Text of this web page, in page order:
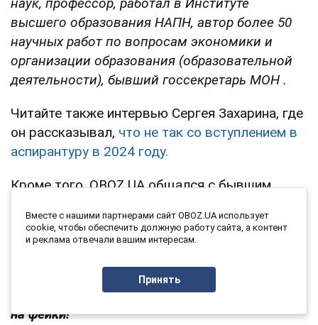
высшего образования НАПН, автор более 50
научных работ по вопросам экономики и
организации образования (образовательной
деятельности), бывший госсекретарь МОН .
Читайте также интервью Сергея Захарина, где
он рассказывал, что не так со вступлением в
аспирантуру в 2024 году.
Кроме того, OBOZ.UA общался с бывшим
сертификации учителей,низких зарплат и
проблем с туалетами в школах.
Только проверенная информация у нас в
Telegram-канале OBOZ.UA и Viber
на фейки!
Вместе с нашими партнерами сайт OBOZ.UA использует
cookie, чтобы обеспечить должную работу сайта, а контент
и реклама отвечали вашим интересам.
Принять